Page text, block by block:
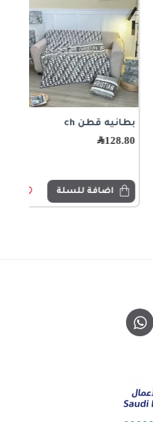
بطانيه قطن ch
128.80﷼
اضافة للسلة